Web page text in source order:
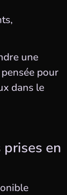
une
pour
dans le
en